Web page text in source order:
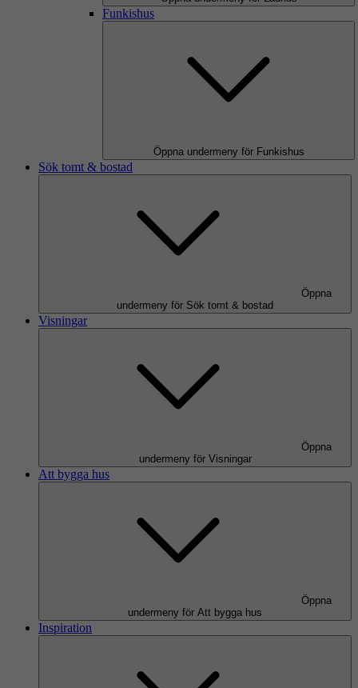
Funkishus
Öppna undermeny för Funkishus
Sök tomt & bostad
Öppna
undermeny för Sök tomt & bostad
Visningar
Öppna
undermeny för Visningar
Att bygga hus
Öppna
undermeny för Att bygga hus
Inspiration